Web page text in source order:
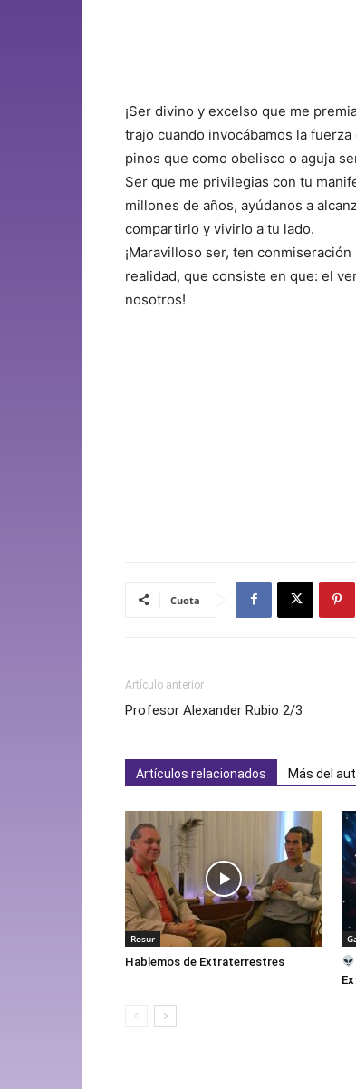
¡Ser divino y excelso que me
trajo cuando invocábamos la
pinos que como obelisco o aguja
Ser que me privilegias con tu
millones de años, ayúdanos a
compartirlo y vivirlo a tu lado.
¡Maravilloso ser, ten
realidad, que consiste en que: el
nosotros!
Cuota
Artículo anterior
Profesor Alexander Rubio 2/3
Artículos relacionados Más del
Rosur
Hablemos de Extraterrestres